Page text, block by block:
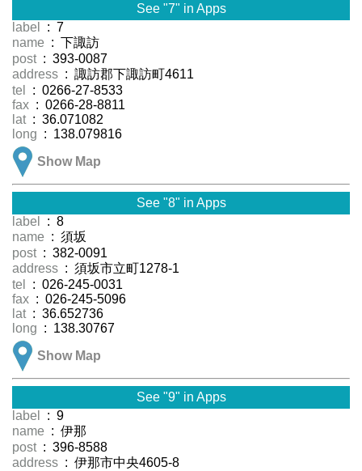
See "7" in Apps
label
: 7
name : 下諏訪
post : 393-0087
address : 諏訪郡下諏訪町4611
tel
: 0266-27-8533
fax : 0266-28-8811
lat : 36.071082
long : 138.079816
Show Map
See "8" in Apps
label
: 8
name : 須坂
post : 382-0091
address : 須坂市立町1278-1
tel
: 026-245-0031
fax : 026-245-5096
lat : 36.652736
long : 138.30767
Show Map
See "9" in Apps
label
: 9
name : 伊那
post : 396-8588
address : 伊那市中央4605-8